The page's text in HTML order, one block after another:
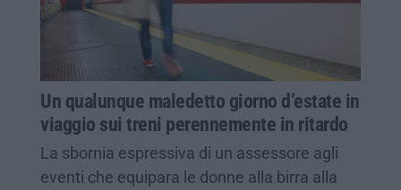
Un qualunque maledetto giorno d’estate in
viaggio sui treni perennemente in ritardo
La sbornia espressiva di un assessore agli
eventi che equipara le donne alla birra alla